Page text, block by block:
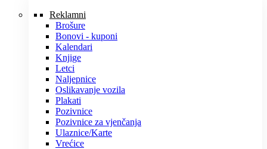
Reklamni
Brošure
Bonovi - kuponi
Kalendari
Knjige
Letci
Naljepnice
Oslikavanje vozila
Plakati
Pozivnice
Pozivnice za vjenčanja
Ulaznice/Karte
Vrećice